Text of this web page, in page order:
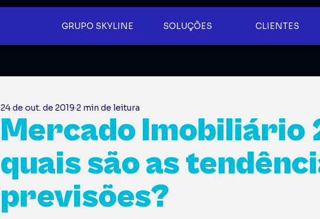
GRUPO SKYLINE SOLUÇÕES CLIENTES
Mercado Imobiliário
quais são as
previsões?
24 de out. de 2019 2 min de leitura